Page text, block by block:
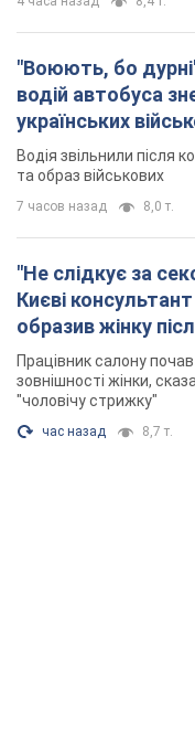
Києві
образив жінку
розгорівся
Працівник салону
зовнішності жінки,
"чоловічу стрижку"